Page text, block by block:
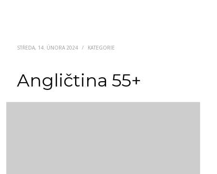
STŘEDA, 14. ÚNORA 2024 / KATEGORIE
Angličtina 55+